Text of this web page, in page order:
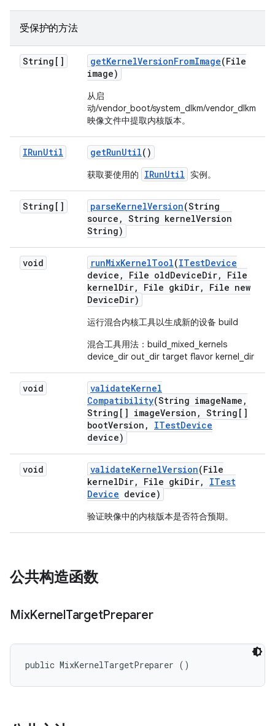
受保护的方法
String[] getKernelVersionFromImage(File
image)
从启
动/vendor_boot/system_dlkm/vendor_dlkm
映像文件中提取内核版本。
IRunUtil getRunUtil()
获取要使用的 IRunUtil 实例。
String[] parseKernelVersion(String
source , String kernelVersion
String)
void runMixKernelTool(ITestDevice
device , File oldDeviceDir,
File
kernelDir, File gkiDir,
File new
DeviceDir)
运行混合内核工具以生成新的设备 build
混合工具用法：build_mixed_kernels
device_dir out_dir target flavor kernel_dir
void validateKernel
Compatibility(String imageName ,
String[] imageVersion , String[]
bootVersion , ITestDevice
device)
void validateKernelVersion(File
kernelDir, File gkiDir,
ITest
Device device)
验证映像中的内核版本是否符合预期。
公共构造函数
MixKernelTargetPreparer
public MixKernelTargetPreparer ()